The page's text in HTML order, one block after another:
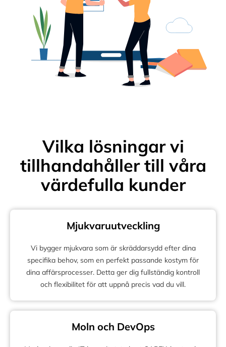
Vilka lösningar vi
tillhandahåller till våra
värdefulla kunder
Mjukvaruutveckling
Vi bygger mjukvara som är skräddarsydd efter dina
specifika behov, som en perfekt passande kostym för
dina affärsprocesser. Detta ger dig fullständig kontroll
och flexibilitet för att uppnå precis vad du vill.
Moln och DevOps